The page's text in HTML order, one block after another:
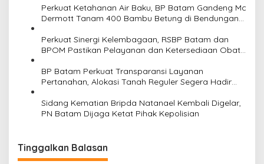
Perkuat Ketahanan Air Baku, BP Batam Gandeng Mc
Dermott Tanam 400 Bambu Betung di Bendungan
Perkuat Sinergi Kelembagaan, RSBP Batam dan
BPOM Pastikan Pelayanan dan Ketersediaan Obat
BP Batam Perkuat Transparansi Layanan
Pertanahan, Alokasi Tanah Reguler Segera Hadir
Sidang Kematian Bripda Natanael Kembali Digelar,
PN Batam Dijaga Ketat Pihak Kepolisian
Tinggalkan Balasan